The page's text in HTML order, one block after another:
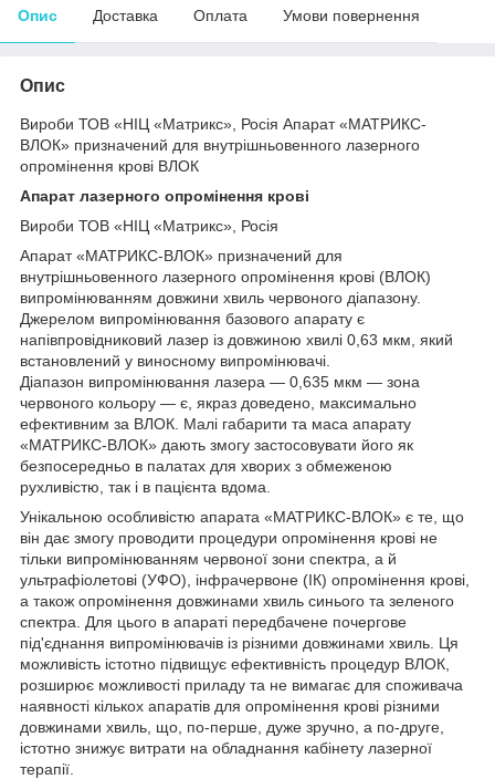
Опис Доставка Оплата Умови повернення
Опис
Вироби ТОВ «НІЦ «Матрикс», Росія Апарат «МАТРИКС-
ВЛОК» призначений для внутрішньовенного лазерного
опромінення крові ВЛОК
Апарат лазерного опромінення крові
Вироби ТОВ «НІЦ «Матрикс», Росія
Апарат «МАТРИКС-ВЛОК» призначений для
внутрішньовенного лазерного опромінення крові (ВЛОК)
випромінюванням довжини хвиль червоного діапазону.
Джерелом випромінювання базового апарату є
напівпровідниковий лазер із довжиною хвилі 0,63 мкм, який
встановлений у виносному випромінювачі.
Діапазон випромінювання лазера — 0,635 мкм — зона
червоного кольору — є, якраз доведено, максимально
ефективним за ВЛОК. Малі габарити та маса апарату
«МАТРИКС-ВЛОК» дають змогу застосовувати його як
безпосередньо в палатах для хворих з обмеженою
рухливістю, так і в пацієнта вдома.
Унікальною особливістю апарата «МАТРИКС-ВЛОК» є те, що
він дає змогу проводити процедури опромінення крові не
тільки випромінюванням червоної зони спектра, а й
ультрафіолетові (УФО), інфрачервоне (ІК) опромінення крові,
а також опромінення довжинами хвиль синього та зеленого
спектра. Для цього в апараті передбачене почергове
під'єднання випромінювачів із різними довжинами хвиль. Ця
можливість істотно підвищує ефективність процедур ВЛОК,
розширює можливості приладу та не вимагає для споживача
наявності кількох апаратів для опромінення крові різними
довжинами хвиль, що, по-перше, дуже зручно, а по-друге,
істотно знижує витрати на обладнання кабінету лазерної
терапії.